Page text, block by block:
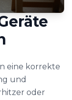
eine korrekte
und
oder